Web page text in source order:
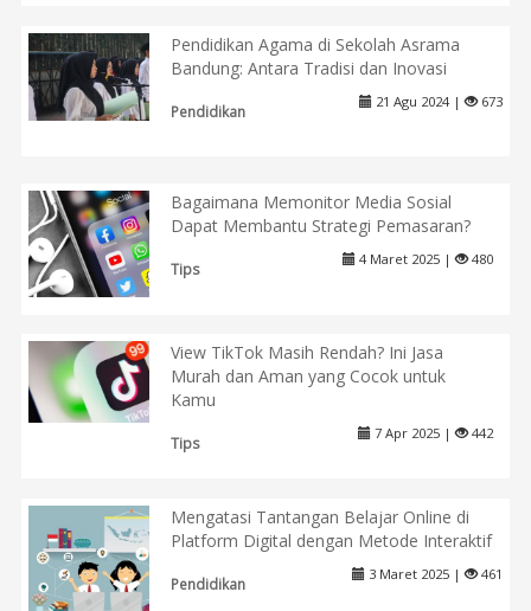
Pendidikan Agama di Sekolah Asrama
Bandung: Antara Tradisi dan Inovasi
Pendidikan
21 Agu 2024 | 673
Bagaimana Memonitor Media Sosial
Dapat Membantu Strategi Pemasaran?
Tips
4 Maret 2025 | 480
View TikTok Masih Rendah? Ini Jasa
Murah dan Aman yang Cocok untuk
Kamu
Tips
7 Apr 2025 | 442
Mengatasi Tantangan Belajar Online di
Platform Digital dengan Metode Interaktif
Pendidikan
3 Maret 2025 | 461